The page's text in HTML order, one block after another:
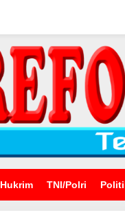
Hukrim TNI/Polri